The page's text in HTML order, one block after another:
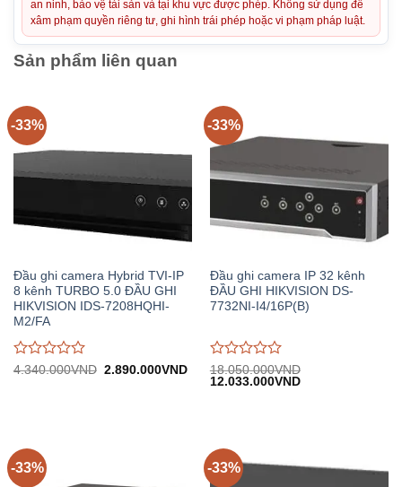
an ninh, bảo vệ tài sản và tại khu vực được phép. Không sử dụng để
xâm phạm quyền riêng tư, ghi hình trái phép hoặc vi phạm pháp luật.
Sản phẩm liên quan
-33%
Đầu ghi camera Hybrid TVI-IP
8 kênh TURBO 5.0 ĐẦU GHI
HIKVISION IDS-7208HQHI-
M2/FA
Được
4.340.000VND Giá
2.890.000VNDGiá
-33%
Đầu ghi camera IP 32 kênh
ĐẦU GHI HIKVISION DS-
7732NI-I4/16P(B)
Được
đánh
18.050.000VND
Giá
12.033.000VNDGiá
-33% -33%